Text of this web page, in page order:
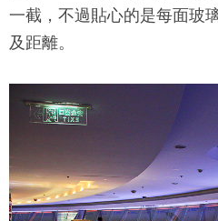
一截，不過貼心的是每面玻
及距離。